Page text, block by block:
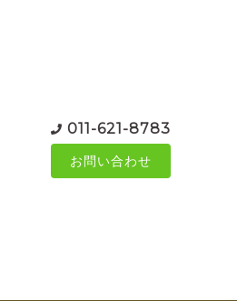
011-621-8783
お問い合わせ